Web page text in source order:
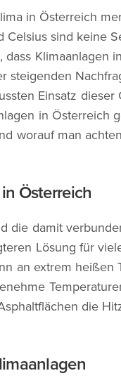
in Österreich
sind keine
Klimaanlagen
steigenden
Einsatz dieser
in Österreich
worauf man
Österreich
die damit
Lösung für
an extrem heißen
die